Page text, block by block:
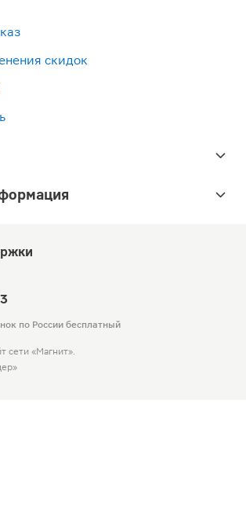
скидок
по России бесплатный
сети «Магнит».